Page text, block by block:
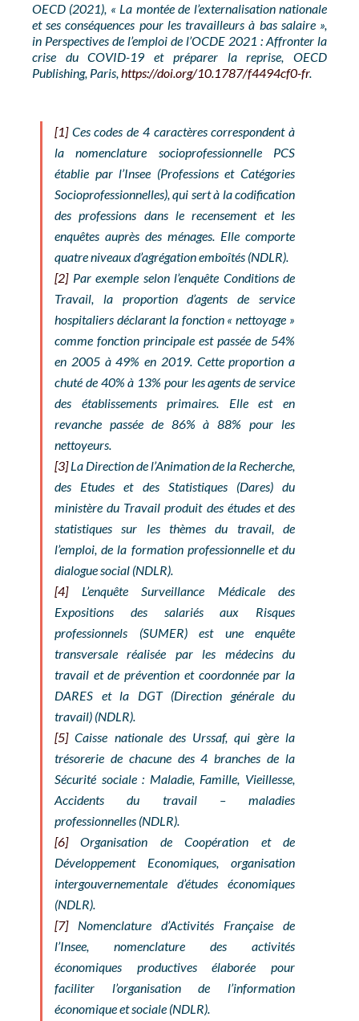
OECD (2021), « La montée de l’externalisation nationale
et ses conséquences pour les travailleurs à bas salaire »,
in Perspectives de l’emploi de l’OCDE 2021 : Affronter la
crise du COVID-19 et préparer la reprise, OECD
Publishing, Paris,https://doi.org/10.1787/f4494cf0-fr.
[1]Ces codes de 4 caractères correspondent à
la nomenclature socioprofessionnelle PCS
établie par l’Insee (Professions et Catégories
Socioprofessionnelles), qui sert à la codification
des professions dans le recensement et les
enquêtes auprès des ménages. Elle comporte
quatre niveaux d’agrégation emboîtés (NDLR).
[2]Par exemple selon l’enquête Conditions de
Travail, la proportion d’agents de service
hospitaliers déclarant la fonction « nettoyage »
comme fonction principale est passée de 54%
en 2005 à 49% en 2019. Cette proportion a
chuté de 40% à 13% pour les agents de service
des établissements primaires. Elle est en
revanche passée de 86% à 88% pour les
nettoyeurs.
[3]La Direction de l’Animation de la Recherche,
des Etudes et des Statistiques (Dares) du
ministère du Travail produit des études et des
statistiques sur les thèmes du travail, de
l’emploi, de la formation professionnelle et du
dialogue social (NDLR).
[4]L’enquête Surveillance Médicale des
Expositions des salariés aux Risques
professionnels (SUMER) est une enquête
transversale réalisée par les médecins du
travail et de prévention et coordonnée par la
DARES et la DGT (Direction générale du
travail) (NDLR).
[5]Caisse nationale des Urssaf, qui gère la
trésorerie de chacune des 4 branches de la
Sécurité sociale : Maladie, Famille, Vieillesse,
Accidents du travail – maladies
professionnelles (NDLR).
[6]Organisation de Coopération et de
Développement Economiques, organisation
intergouvernementale d’études économiques
(NDLR).
[7]Nomenclature d’Activités Française de
l’Insee, nomenclature des activités
économiques productives élaborée pour
faciliter l’organisation de l’information
économique et sociale (NDLR).